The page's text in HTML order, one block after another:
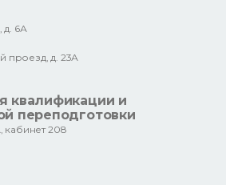
6А
проезд, д. 23А
квалификации и
переподготовки
208